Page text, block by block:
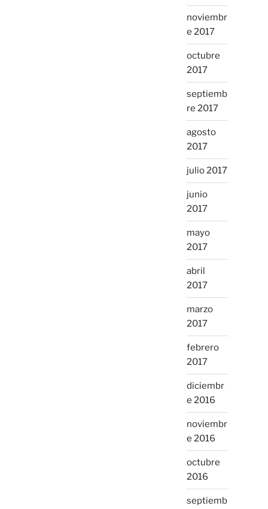
noviembr
e 2017
octubre
2017
septiemb
re 2017
agosto
2017
julio 2017
junio
2017
mayo
2017
abril
2017
marzo
2017
febrero
2017
diciembr
e 2016
noviembr
e 2016
octubre
2016
septiemb